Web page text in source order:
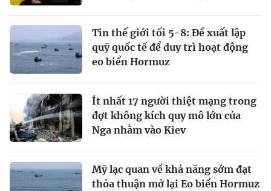
Tin thế giới tối 5-8: Đề xuất lập
quỹ quốc tế để duy trì hoạt động
eo biển Hormuz
Ít nhất 17 người thiệt mạng trong
đợt không kích quy mô lớn của
Nga nhằm vào Kiev
Mỹ lạc quan về khả năng sớm đạt
thỏa thuận mở lại Eo biển Hormuz